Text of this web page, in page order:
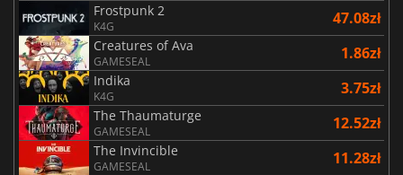
Frostpunk 2
K4G 47.08zł
Creatures of Ava
GAMESEAL 1.86zł
Indika
K4G 3.75zł
The Thaumaturge
GAMESEAL 12.52zł
The Invincible
GAMESEAL 11.28zł